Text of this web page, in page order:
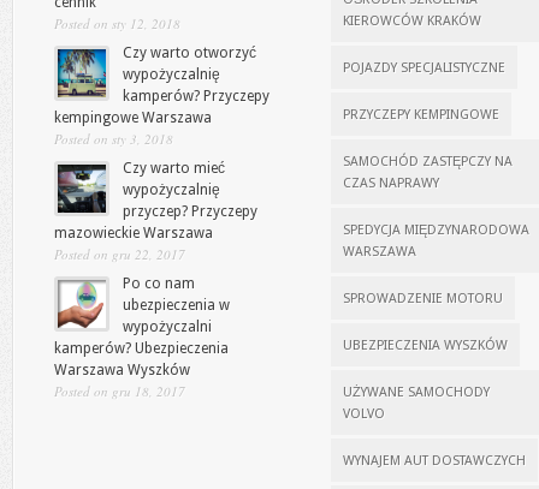
Posted on sty 12, 2018
Czy warto otworzyć
wypożyczalnię
kamperów? Przyczepy
kempingowe Warszawa
Posted on sty 3, 2018
Czy warto mieć
wypożyczalnię
przyczep? Przyczepy
mazowieckie Warszawa
Posted on gru 22, 2017
Po co nam
ubezpieczenia w
wypożyczalni
kamperów? Ubezpieczenia
Warszawa Wyszków
Posted on gru 18, 2017
KIEROWCÓW KRAKÓW
POJAZDY SPECJALISTYCZNE
PRZYCZEPY KEMPINGOWE
SAMOCHÓD ZASTĘPCZY NA
CZAS NAPRAWY
SPEDYCJA MIĘDZYNARODOWA
WARSZAWA
SPROWADZENIE MOTORU
UBEZPIECZENIA WYSZKÓW
UŻYWANE SAMOCHODY
VOLVO
WYNAJEM AUT DOSTAWCZYCH